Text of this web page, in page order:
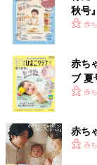
秋号
いっ
赤
赤ち
ブ 夏
く！
赤
赤ち
赤